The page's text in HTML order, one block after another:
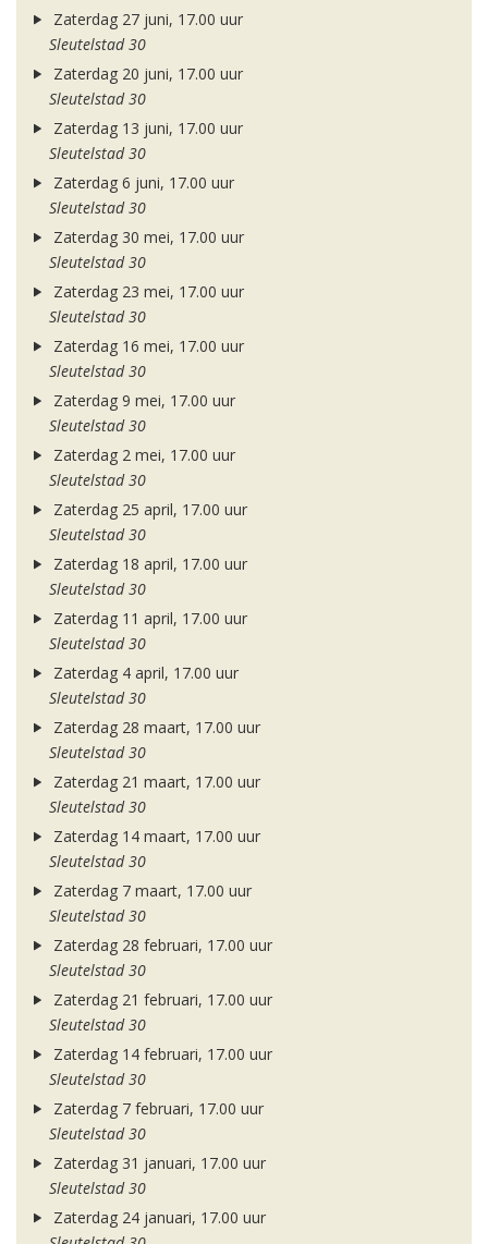
Zaterdag 27 juni, 17.00 uur
Sleutelstad 30
Zaterdag 20 juni, 17.00 uur
Sleutelstad 30
Zaterdag 13 juni, 17.00 uur
Sleutelstad 30
Zaterdag 6 juni, 17.00 uur
Sleutelstad 30
Zaterdag 30 mei, 17.00 uur
Sleutelstad 30
Zaterdag 23 mei, 17.00 uur
Sleutelstad 30
Zaterdag 16 mei, 17.00 uur
Sleutelstad 30
Zaterdag 9 mei, 17.00 uur
Sleutelstad 30
Zaterdag 2 mei, 17.00 uur
Sleutelstad 30
Zaterdag 25 april, 17.00 uur
Sleutelstad 30
Zaterdag 18 april, 17.00 uur
Sleutelstad 30
Zaterdag 11 april, 17.00 uur
Sleutelstad 30
Zaterdag 4 april, 17.00 uur
Sleutelstad 30
Zaterdag 28 maart, 17.00 uur
Sleutelstad 30
Zaterdag 21 maart, 17.00 uur
Sleutelstad 30
Zaterdag 14 maart, 17.00 uur
Sleutelstad 30
Zaterdag 7 maart, 17.00 uur
Sleutelstad 30
Zaterdag 28 februari, 17.00 uur
Sleutelstad 30
Zaterdag 21 februari, 17.00 uur
Sleutelstad 30
Zaterdag 14 februari, 17.00 uur
Sleutelstad 30
Zaterdag 7 februari, 17.00 uur
Sleutelstad 30
Zaterdag 31 januari, 17.00 uur
Sleutelstad 30
Zaterdag 24 januari, 17.00 uur